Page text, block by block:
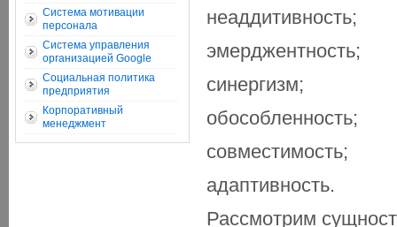
Система мотивации
персонала
Система управления
организацией Google
Социальная политика
предприятия
Корпоративный
менеджмент
неаддитивность;
эмерджентность;
синергизм;
обособленность;
совместимость;
адаптивность.
Рассмотрим